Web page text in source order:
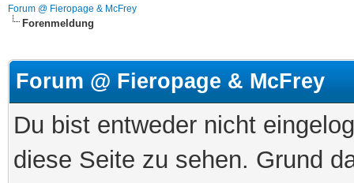
Forum @ Fieropage & McFrey
Forenmeldung
Forum @ Fieropage & McFrey
Du bist entweder nicht
diese Seite zu sehen. Grund